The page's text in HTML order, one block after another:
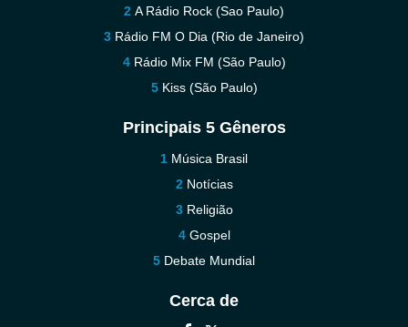
A Rádio Rock (Sao Paulo)
Rádio FM O Dia (Rio de Janeiro)
Rádio Mix FM (São Paulo)
Kiss (São Paulo)
Principais 5 Gêneros
Música Brasil
Notícias
Religião
Gospel
Debate Mundial
Cerca de